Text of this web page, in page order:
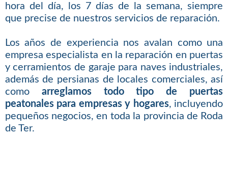
hora del día, los 7 días de la semana, siempre
que precise de nuestros servicios de reparación.
Los años de experiencia nos avalan como una
empresa especialista en la reparación en puertas
y cerramientos de garaje para naves industriales,
además de persianas de locales comerciales, así
como arreglamos todo tipo de puertas
peatonales para empresas y hogares, incluyendo
pequeños negocios, en toda la provincia de Roda
de Ter.